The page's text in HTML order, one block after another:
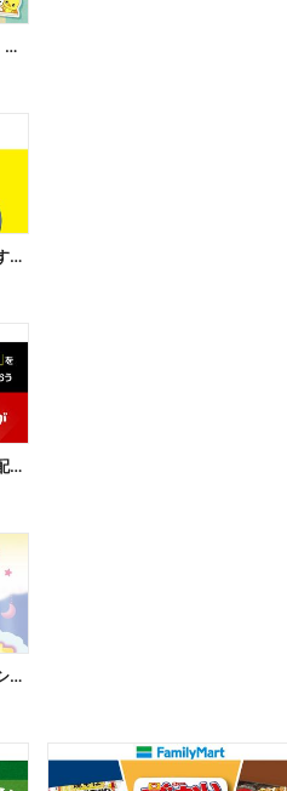
【サンリオ×メーカーマスコット】オリジナルグッズ貰える!
【おトク】大谷選手ファミマおむすび割
【おトク】お店で使えるクーポン配信中
【ファミマオンライン先行販売】シルバニアファミリー